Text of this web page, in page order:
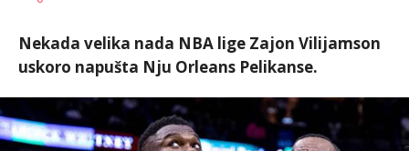
Nekada velika nada NBA lige Zajon Vilijamson
uskoro napušta Nju Orleans Pelikanse.